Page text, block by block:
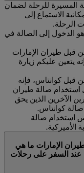
المسيرة للرحلة لضمان
الاستماع إلى
الرحلة.
هو الدخول إلى الصالة في
قبل طيران الإمارات
يتعين عليكم زيارة
قبل كوانتاس، فإنه
استخدام صالة طيران
الآخرين الذين يحق
كوانتاس.
استخدام صالة
الأميركية.
الإمارات ما هي
عند السفر على رحلات